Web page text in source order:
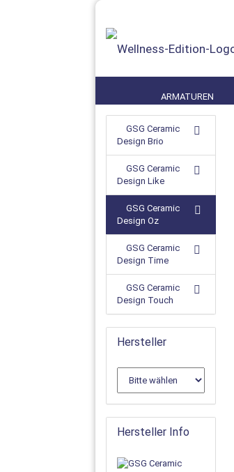
ARMATUREN
GSG Ceramic
Design Brio
GSG Ceramic
Design Like
GSG Ceramic
Design Oz
GSG Ceramic
Design Time
GSG Ceramic
Design Touch
Hersteller
Hersteller Info